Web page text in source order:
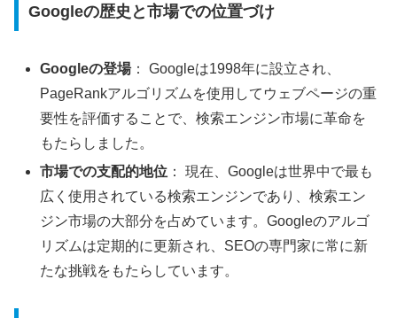
Googleの歴史と市場での位置づけ
Googleの登場： Googleは1998年に設立され、
PageRankアルゴリズムを使用してウェブページの重
要性を評価することで、検索エンジン市場に革命を
もたらしました。
市場での支配的地位 ： 現在、Googleは世界中で最も
広く使用されている検索エンジンであり、検索エン
ジン市場の大部分を占めています。Googleのアルゴ
リズムは定期的に更新され、SEOの専門家に常に新
たな挑戦をもたらしています。